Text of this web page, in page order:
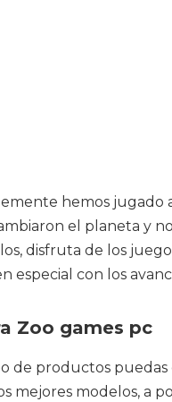
hemos jugado
el planeta y
disfruta de los
especial con los
Zoo games pc
de productos
mejores modelos, a